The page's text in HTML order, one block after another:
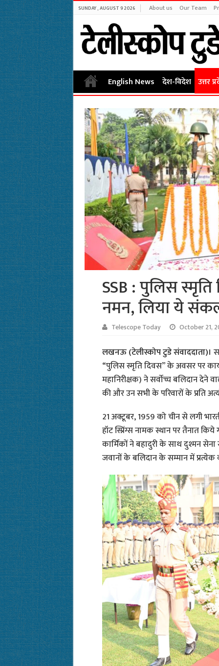
SUNDAY , AUGUST 9 2026 About us Our Team
English News देश-विदेश उत्तर
SSB : पुलिस
नमन, लिया ये
Telescope Today October 21,
लखनऊ (टेलीस्कोप टुडे संवाददाता)।
“पुलिस स्मृति दिवस” के अवसर पर
महानिरीक्षक) ने सर्वोच्च बलिदान देने
की और उन सभी के परिवारों के प्रति
21 अक्टूबर, 1959 को चीन से लगी
हॉट स्प्रिंग्स नामक स्थान पर तैनात
कार्मिकों ने बहादुरी के साथ दुश्मन
जवानों के बलिदान के सम्मान में प्रत्येक